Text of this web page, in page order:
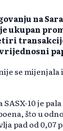
na
ukupan
se mijenjala
10 je
što u
pad od 0,07